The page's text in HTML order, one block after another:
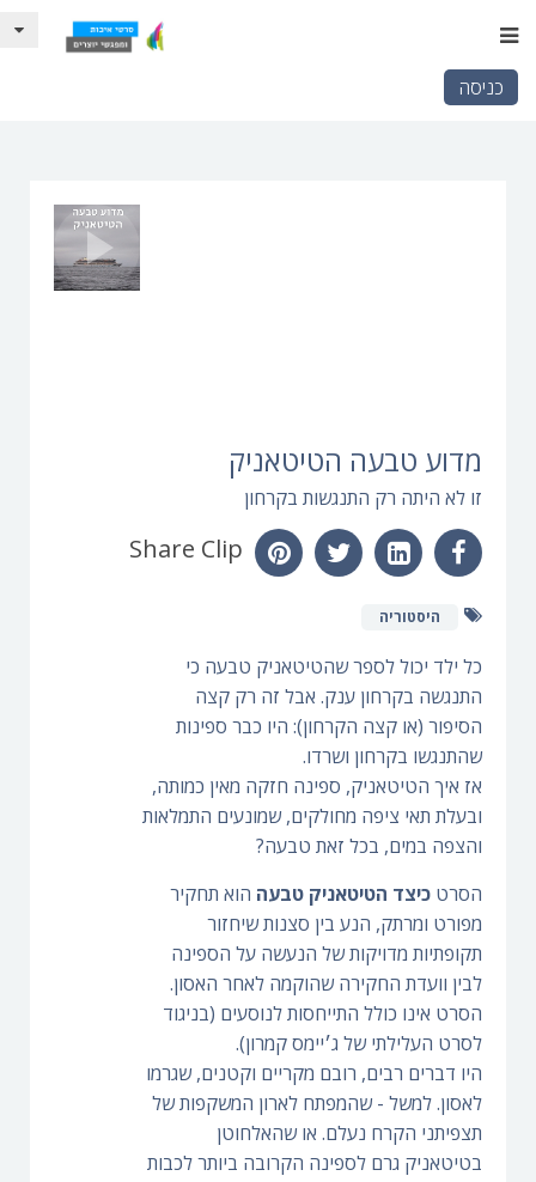
כניסה
מדוע טבעה הטיטאניק
זו לא היתה רק התנגשות בקרחון
Share Clip
היסטוריה
כל ילד יכול לספר שהטיטאניק טבעה כי
התנגשה בקרחון ענק. אבל זה רק קצה
הסיפור (או קצה הקרחון): היו כבר ספינות
שהתנגשו בקרחון ושרדו.
אז איך הטיטאניק, ספינה חזקה מאין כמותה,
ובעלת תאי ציפה מחולקים, שמונעים התמלאות
והצפה במים, בכל זאת טבעה?
הסרט כיצד הטיטאניק טבעה הוא תחקיר
מפורט ומרתק, הנע בין סצנות שיחזור
תקופתיות מדויקות של הנעשה על הספינה
לבין וועדת החקירה שהוקמה לאחר האסון.
הסרט אינו כולל התייחסות לנוסעים (בניגוד
לסרט העלילתי של ג׳יימס קמרון).
היו דברים רבים, רובם מקריים וקטנים, שגרמו
לאסון. למשל - שהמפתח לארון המשקפות של
תצפיתני הקרח נעלם. או שהאלחוטן
בטיטאניק גרם לספינה הקרובה ביותר לכבות